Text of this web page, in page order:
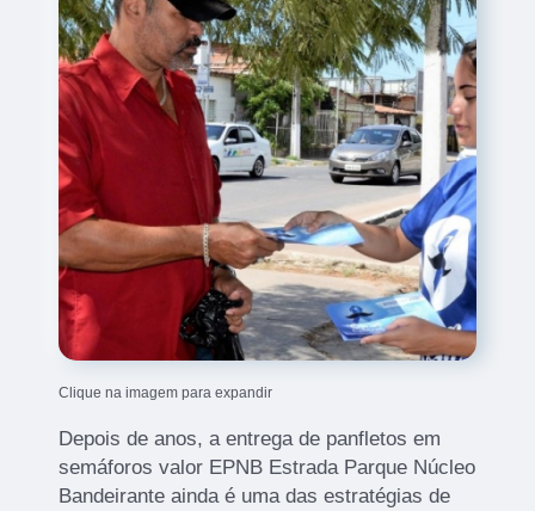
Clique na imagem para expandir
Depois de anos, a entrega de panfletos em
semáforos valor EPNB Estrada Parque Núcleo
Bandeirante ainda é uma das estratégias de